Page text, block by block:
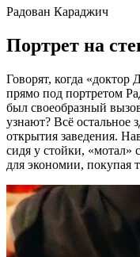
Радован Караджич
Портрет на
Говорят, когда «доктор
прямо под портретом
был своеобразный
узнают? Всё остальное
открытия заведения.
сидя у стойки, «мотал»
для экономии, покупая